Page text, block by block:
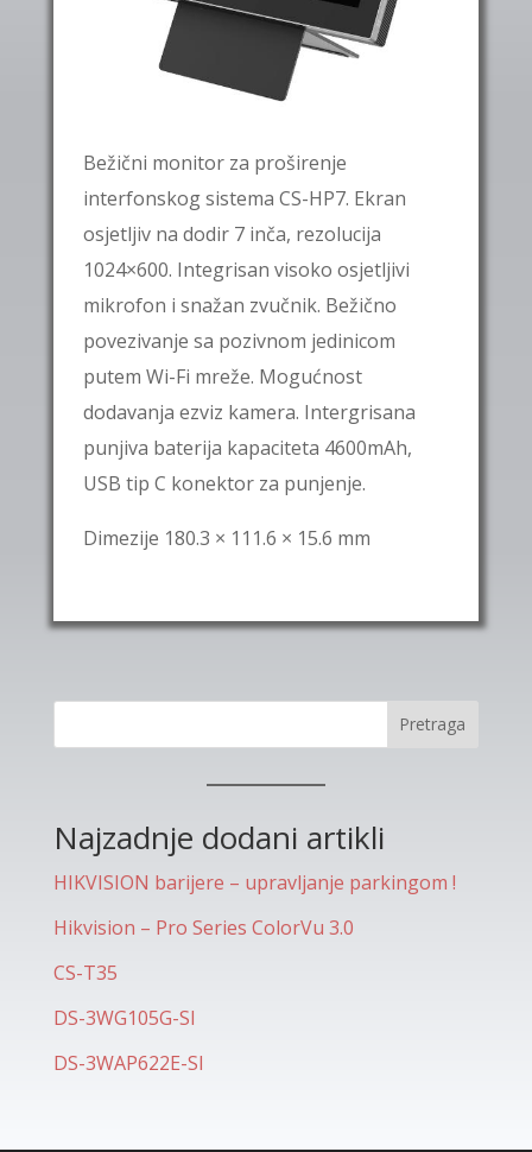
Bežični monitor za proširenje
interfonskog sistema CS-HP7. Ekran
osjetljiv na dodir 7 inča, rezolucija
1024×600. Integrisan visoko osjetljivi
mikrofon i snažan zvučnik. Bežično
povezivanje sa pozivnom jedinicom
putem Wi-Fi mreže. Mogućnost
dodavanja ezviz kamera. Intergrisana
punjiva baterija kapaciteta 4600mAh,
USB tip C konektor za punjenje.
Dimezije 180.3 × 111.6 × 15.6 mm
Pretraga
Najzadnje dodani artikli
HIKVISION barijere – upravljanje parkingom !
Hikvision – Pro Series ColorVu 3.0
CS-T35
DS-3WG105G-SI
DS-3WAP622E-SI